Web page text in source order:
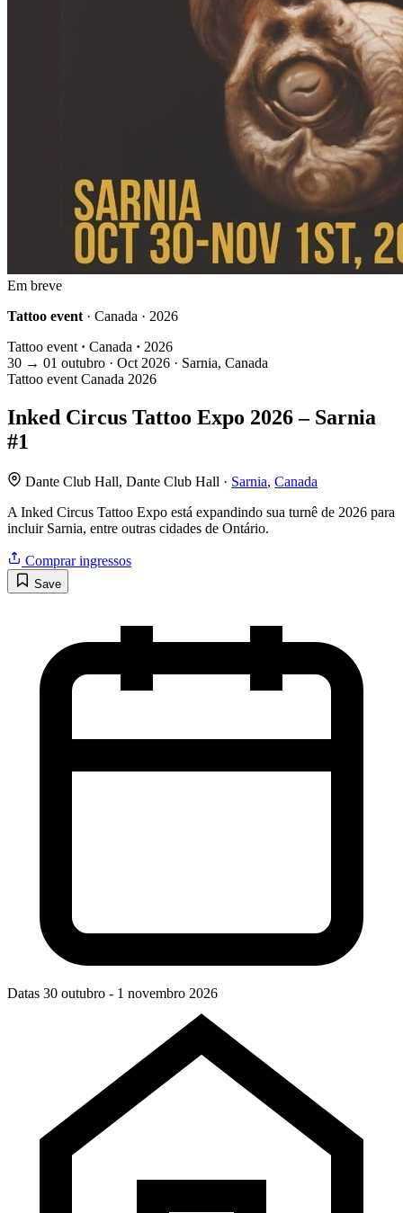
Em breve
Tattoo event · Canada · 2026
Tattoo event · Canada · 2026
30 → 01 outubro · Oct 2026 · Sarnia, Canada
Tattoo event Canada 2026
Inked Circus Tattoo Expo 2026 – Sarnia
#1
Dante Club Hall, Dante Club Hall · Sarnia, Canada
A Inked Circus Tattoo Expo está expandindo sua turnê de 2026 para
incluir Sarnia, entre outras cidades de Ontário.
Comprar ingressos
Save
Datas 30 outubro - 1 novembro 2026